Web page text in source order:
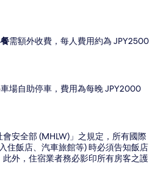
需額外收費，每人費用約為 JPY2500
場自助停車，費用為每晚 JPY2000
安全部 (MHLW)」之規定，所有國際
住飯店、汽車旅館等) 時必須告知飯店
外，住宿業者務必影印所有房客之護